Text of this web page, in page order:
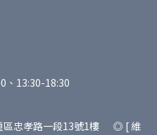
、13:30-18:30
區忠孝路一段13號1樓 ◎ [ 維